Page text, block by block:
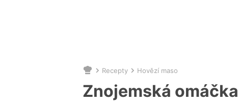
Nacházíte
se
zde:
Recepty Hovězí maso
Znojemská omáčka